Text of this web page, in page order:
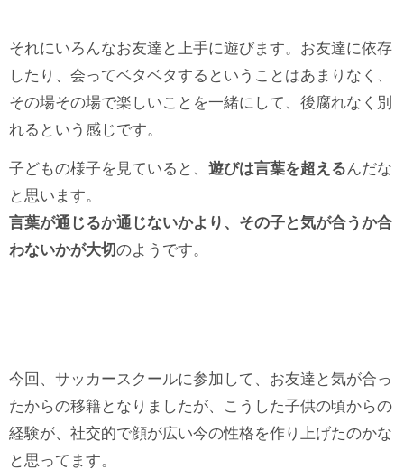
それにいろんなお友達と上手に遊びます。お友達に依存
したり、会ってベタベタするということはあまりなく、
その場その場で楽しいことを一緒にして、後腐れなく別
れるという感じです。
子どもの様子を見ていると、 遊びは言葉を超えるんだな
と思います。
言葉が通じるか通じないかより、その子と気が合うか合
わないかが大切のようです。
今回、サッカースクールに参加して、お友達と気が合っ
たからの移籍となりましたが、こうした子供の頃からの
経験が、社交的で顔が広い今の性格を作り上げたのかな
と思ってます。